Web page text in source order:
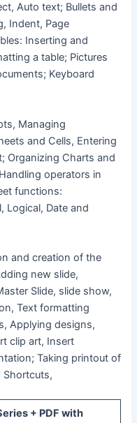
Auto text; Bullets and
Indent, Page
Inserting and
a table; Pictures
Keyboard
Managing
and Cells, Entering
Organizing Charts and
operators in
functions:
Logical, Date and
and creation of the
new slide,
Slide, slide show,
Text formatting
Applying designs,
clip art, Insert
Taking printout of
Shortcuts,
+ PDF with